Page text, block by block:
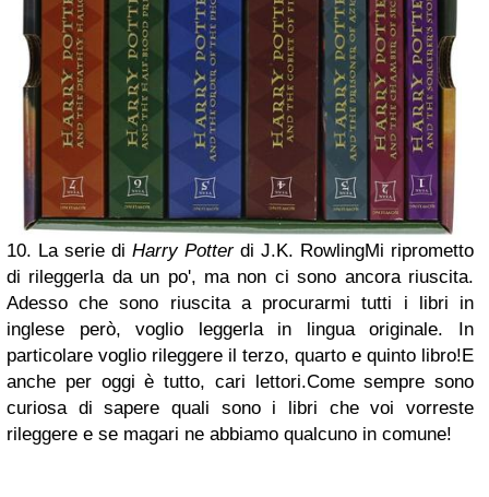
10. La serie di Harry Potterdi J.K. RowlingMi riprometto
di rileggerla da un po', ma non ci sono ancora riuscita.
Adesso che sono riuscita a procurarmi tutti i libri in
inglese però, voglio leggerla in lingua originale. In
particolare voglio rileggere il terzo, quarto e quinto libro!E
anche per oggi è tutto, cari lettori.Come sempre sono
curiosa di sapere quali sono i libri che voi vorreste
rileggere e se magari ne abbiamo qualcuno in comune!